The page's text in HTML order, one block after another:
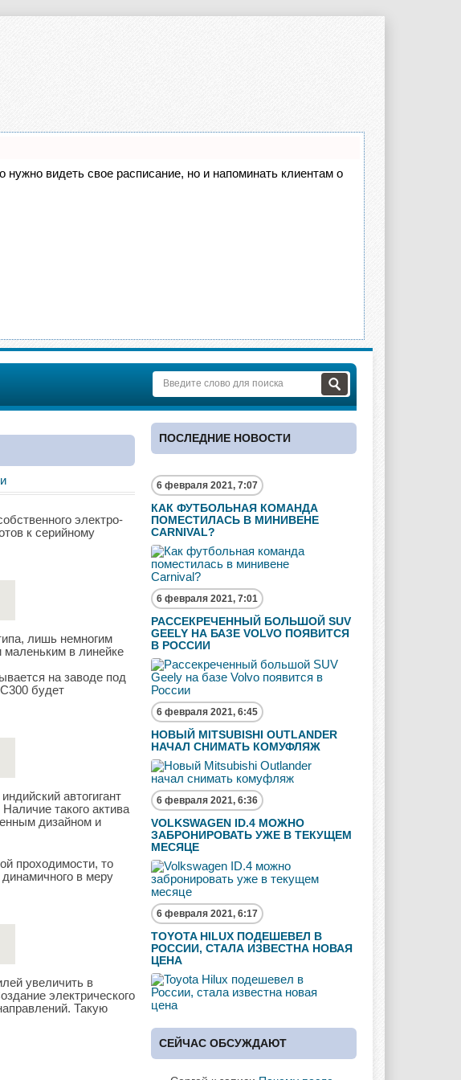
нужно видеть свое расписание, но и напоминать клиентам о
электро-
к серийному
лишь немногим
в линейке
на заводе под
будет
автогигант
такого актива
дизайном и
проходимости, то
в меру
увеличить в
электрического
Такую
ПОСЛЕДНИЕ НОВОСТИ
6 февраля 2021, 7:07
КАК ФУТБОЛЬНАЯ КОМАНДА
ПОМЕСТИЛАСЬ В МИНИВЕНЕ
CARNIVAL?
6 февраля 2021, 7:01
РАССЕКРЕЧЕННЫЙ БОЛЬШОЙ SUV
GEELY НА БАЗЕ VOLVO ПОЯВИТСЯ
В РОССИИ
6 февраля 2021, 6:45
НОВЫЙ MITSUBISHI OUTLANDER
НАЧАЛ СНИМАТЬ КОМУФЛЯЖ
6 февраля 2021, 6:36
VOLKSWAGEN ID.4 МОЖНО
ЗАБРОНИРОВАТЬ УЖЕ В ТЕКУЩЕМ
МЕСЯЦЕ
6 февраля 2021, 6:17
TOYOTA HILUX ПОДЕШЕВЕЛ В
РОССИИ, СТАЛА ИЗВЕСТНА НОВАЯ
ЦЕНА
СЕЙЧАС ОБСУЖДАЮТ